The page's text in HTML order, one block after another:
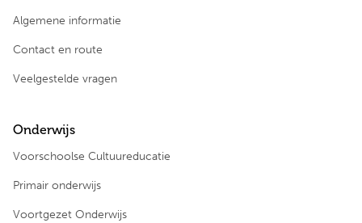
Algemene informatie
Contact en route
Veelgestelde vragen
Onderwijs
Voorschoolse Cultuureducatie
Primair onderwijs
Voortgezet Onderwijs